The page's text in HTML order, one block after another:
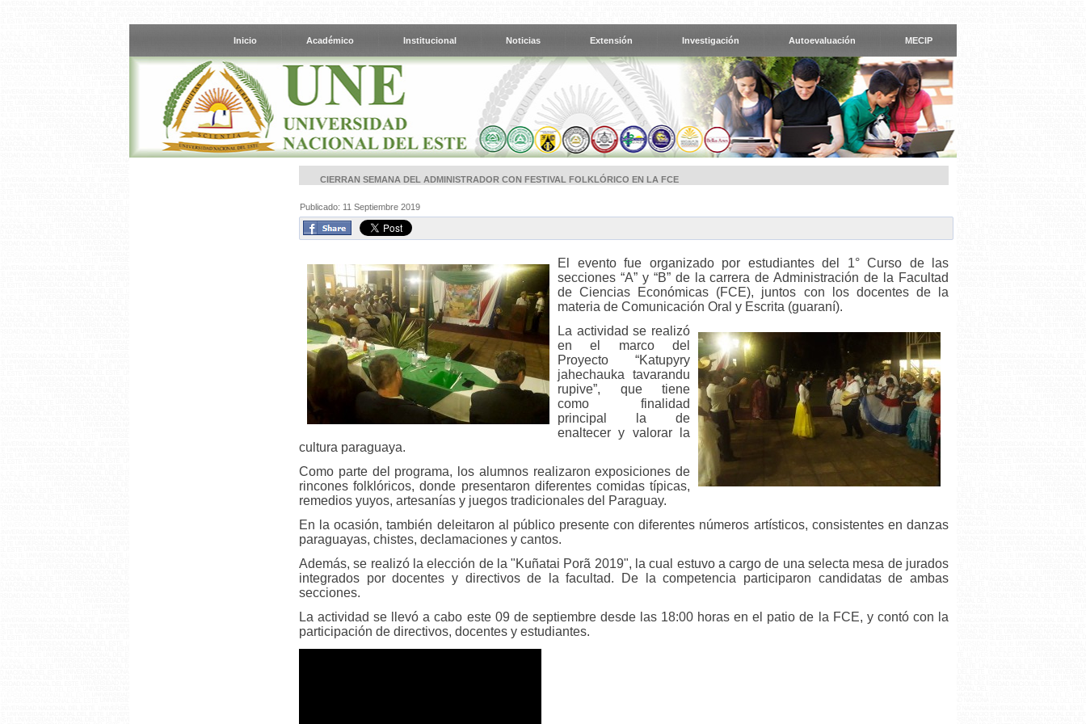
Inicio Académico Institucional Noticias Extensión Investigación Autoevaluación MECIP
CIERRAN SEMANA DEL ADMINISTRADOR CON FESTIVAL FOLKLÓRICO EN LA FCE
Publicado: 11 Septiembre 2019
El evento fue organizado por estudiantes del 1° Curso de las
secciones “A” y “B” de la carrera de Administración de la Facultad
de Ciencias Económicas (FCE), juntos con los docentes de la
materia de Comunicación Oral y Escrita (guaraní).
La actividad se realizó
en el marco del
Proyecto “Katupyry
jahechauka tavarandu
rupive”, que tiene
como finalidad
principal la de
enaltecer y valorar la
cultura paraguaya.
Como parte del programa, los alumnos realizaron exposiciones de
rincones folklóricos, donde presentaron diferentes comidas típicas,
remedios yuyos, artesanías y juegos tradicionales del Paraguay.
En la ocasión, también deleitaron al público presente con diferentes números artísticos, consistentes en danzas
paraguayas, chistes, declamaciones y cantos.
Además, se realizó la elección de la "Kuñatai Porã 2019", la cual estuvo a cargo de una selecta mesa de jurados
integrados por docentes y directivos de la facultad. De la competencia participaron candidatas de ambas
secciones.
La actividad se llevó a cabo este 09 de septiembre desde las 18:00 horas en el patio de la FCE, y contó con la
participación de directivos, docentes y estudiantes.